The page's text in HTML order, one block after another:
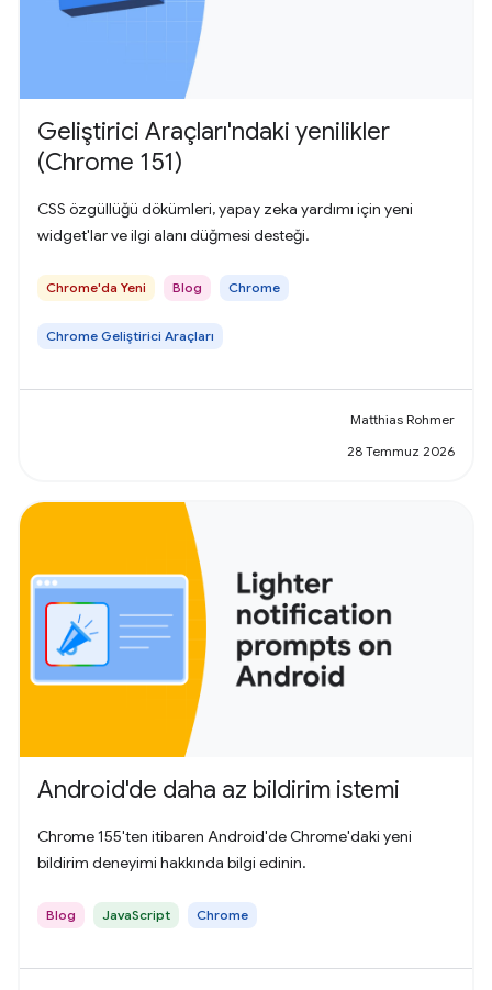
Geliştirici Araçları'ndaki yenilikler
(Chrome 151)
CSS özgüllüğü dökümleri, yapay zeka yardımı için yeni
widget'lar ve ilgi alanı düğmesi desteği.
Chrome'da Yeni Blog Chrome
Chrome Geliştirici Araçları
Matthias Rohmer
28 Temmuz 2026
Android'de daha az bildirim istemi
Chrome 155'ten itibaren Android'de Chrome'daki yeni
bildirim deneyimi hakkında bilgi edinin.
Blog JavaScript Chrome